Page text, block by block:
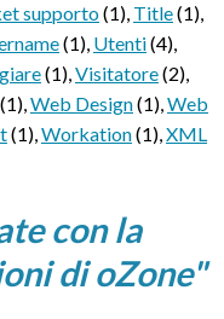
supporto(1), Title(1),
(1), Utenti(4),
(1),Visitatore(2),
(1),Web Design(1),Web
(1),Workation(1),XML
con la
di oZone"